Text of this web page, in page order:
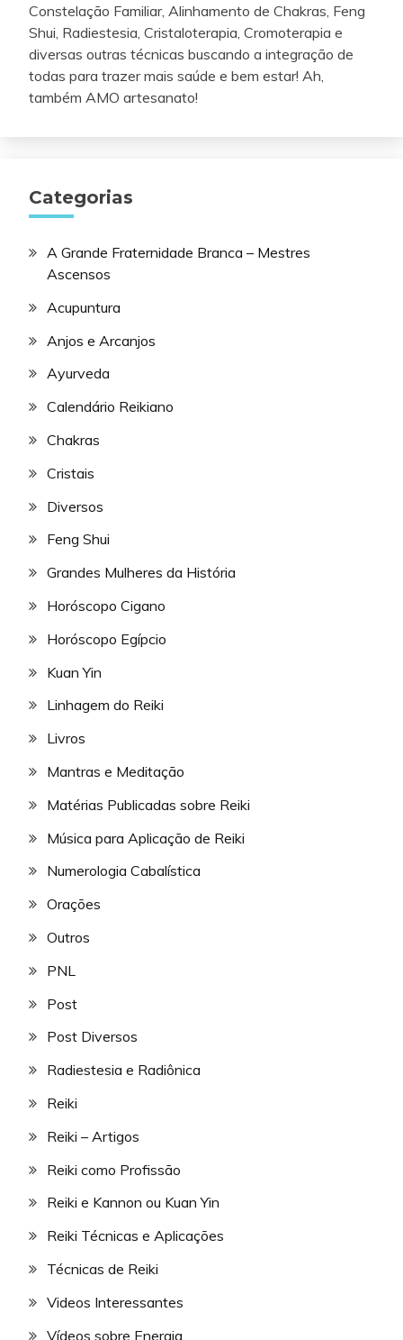
Constelação Familiar, Alinhamento de Chakras, Feng
Shui, Radiestesia, Cristaloterapia, Cromoterapia e
diversas outras técnicas buscando a integração de
todas para trazer mais saúde e bem estar! Ah,
também AMO artesanato!
Categorias
A Grande Fraternidade Branca – Mestres
Ascensos
Acupuntura
Anjos e Arcanjos
Ayurveda
Calendário Reikiano
Chakras
Cristais
Diversos
Feng Shui
Grandes Mulheres da História
Horóscopo Cigano
Horóscopo Egípcio
Kuan Yin
Linhagem do Reiki
Livros
Mantras e Meditação
Matérias Publicadas sobre Reiki
Música para Aplicação de Reiki
Numerologia Cabalística
Orações
Outros
PNL
Post
Post Diversos
Radiestesia e Radiônica
Reiki
Reiki – Artigos
Reiki como Profissão
Reiki e Kannon ou Kuan Yin
Reiki Técnicas e Aplicações
Técnicas de Reiki
Videos Interessantes
Vídeos sobre Energia